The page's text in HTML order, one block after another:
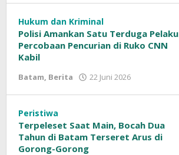
Hukum dan Kriminal
Polisi Amankan Satu Terduga Pelaku
Percobaan Pencurian di Ruko CNN
Kabil
Batam, Berita 22 Juni 2026
Peristiwa
Terpeleset Saat Main, Bocah Dua
Tahun di Batam Terseret Arus di
Gorong-Gorong